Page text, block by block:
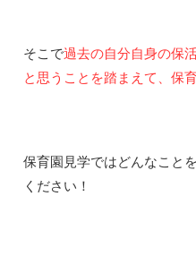
そこで過去の自分自身の保
と思うことを踏まえて、保
保育園見学ではどんなこと
ください！